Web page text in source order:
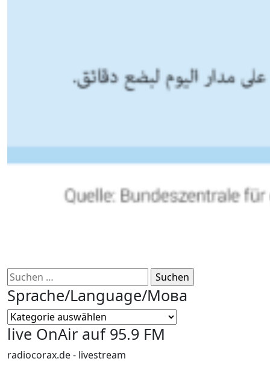
Suchen
nach:
Sprache/Language/Мова
Sprache/Language/
Мова
live OnAir auf 95.9 FM
radiocorax.de - livestream